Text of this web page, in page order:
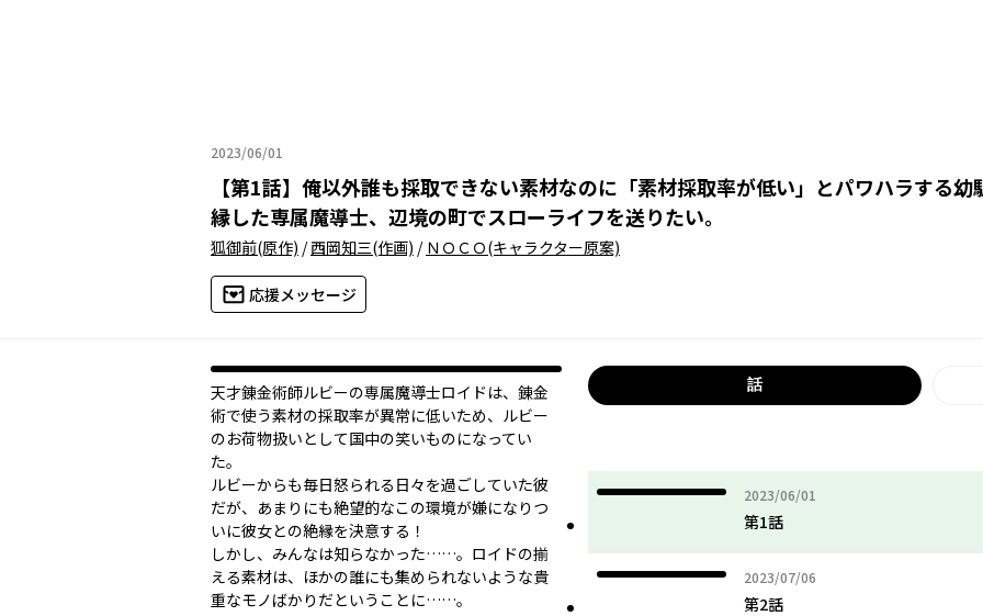
2023/06/01
2023年06月01日
【第1話】 俺以外誰も採取できない素材なのに「素材採取率が低い」とパワハラする幼
縁した専属魔導士、辺境の町でスローライフを送りたい。
狐御前(原作) /西岡知三(作画) / ＮＯＣＯ(キャラクター原案)
応援メッセージ
天才錬金術師ルビーの専属魔導士ロイドは、錬金
術で使う素材の採取率が異常に低いため、ルビー
のお荷物扱いとして国中の笑いものになってい
た。
ルビーからも毎日怒られる日々を過ごしていた彼
だが、あまりにも絶望的なこの環境が嫌になりつ
いに彼女との絶縁を決意する！
しかし、みんなは知らなかった……。ロイドの揃
える素材は、ほかの誰にも集められないような貴
重なモノばかりだということに……。
話
2023/06/01
2023年06月01日
第1話
2023/07/06
2023年07月06日
第2話